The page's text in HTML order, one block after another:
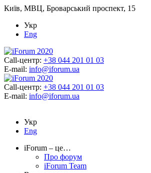
Київ, МВЦ, Броварський проспект, 15
Укр
Eng
Call-центр: +38 044 201 01 03
E-mail: info@iforum.ua
Call-центр: +38 044 201 01 03
E-mail: info@iforum.ua
Укр
Eng
iForum – це…
Про форум
iForum Team